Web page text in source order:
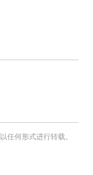
任何形式进行转载。